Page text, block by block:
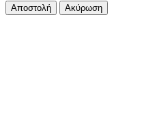
Αποστολή Ακύρωση